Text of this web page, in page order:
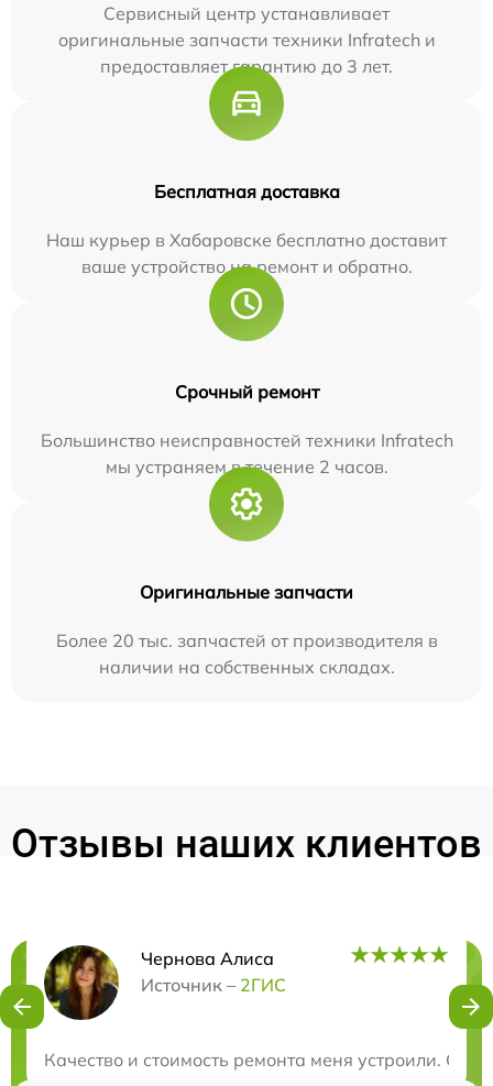
Сервисный центр устанавливает
оригинальные запчасти техники Infratech и
предоставляет гарантию до 3 лет.
Бесплатная доставка
Наш курьер в Хабаровске бесплатно доставит
ваше устройство на ремонт и обратно.
Срочный ремонт
Большинство неисправностей техники Infratech
мы устраняем в течение 2 часов.
Оригинальные запчасти
Более 20 тыс. запчастей от производителя в
наличии на собственных складах.
Отзывы наших клиентов
Чернова Алиса
Источник – 2ГИС
Качество и стоимость ремонта меня устроили.
Нужна консультация?